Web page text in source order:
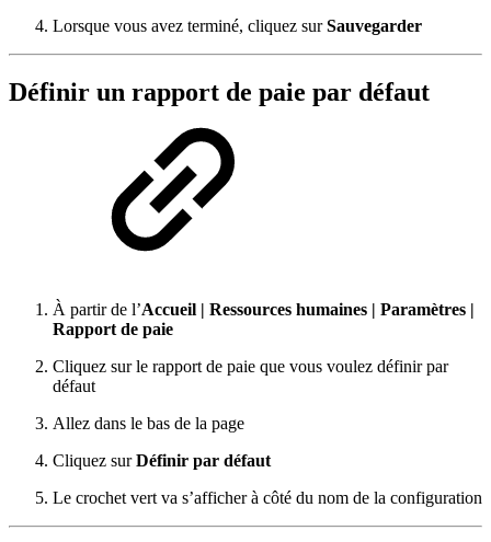
Lorsque vous avez terminé, cliquez surSauvegarder
Définir un rapport de paie par défaut
À partir de l’Accueil | Ressources humaines | Paramètres |
Rapport de paie
Cliquez sur le rapport de paie que vous voulez définir par
défaut
Allez dans le bas de la page
Cliquez surDéfinir par défaut
Le crochet vert va s’afficher à côté du nom de la configuration